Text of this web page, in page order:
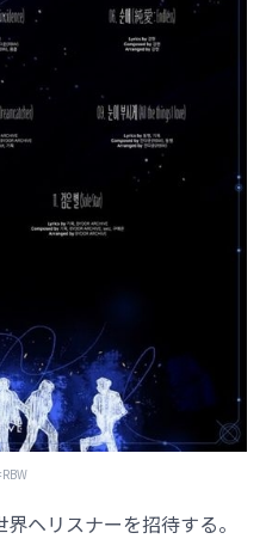
ヘリスナーを招待する。